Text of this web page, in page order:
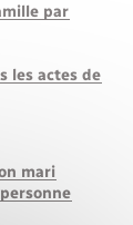
par
les actes de
mari